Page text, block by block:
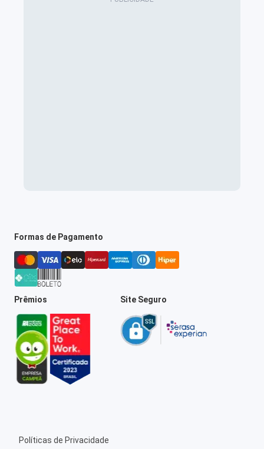
Formas de Pagamento
Prêmios Site Seguro
Políticas de Privacidade